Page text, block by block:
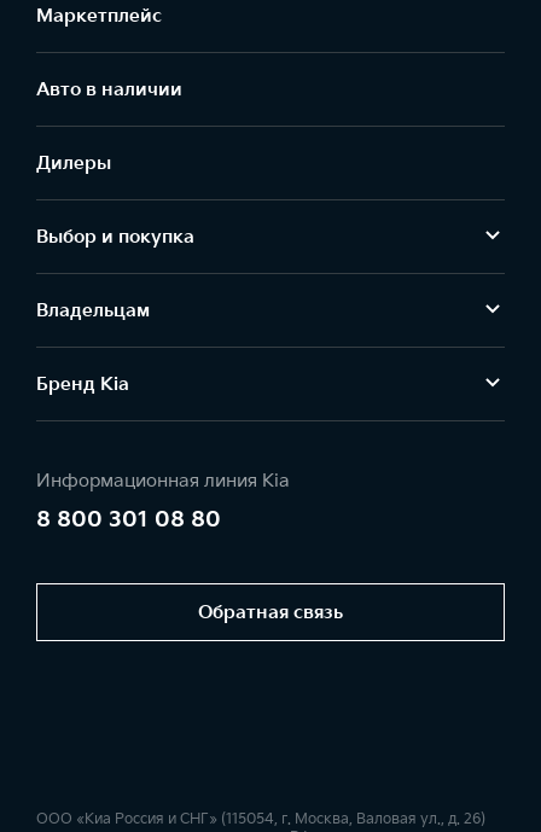
Маркетплейс
Aвто в наличии
Дилеры
Выбор и покупка
Владельцам
Бренд Kia
Информационная линия Kia
8 800 301 08 80
ООО «Киа Россия и СНГ» (115054, г. Москва, Валовая ул., д. 26)
Обратная связь